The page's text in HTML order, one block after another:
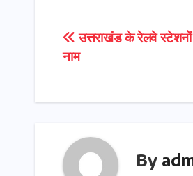
Post
उत्तराखंड के रेलवे
नाम
By